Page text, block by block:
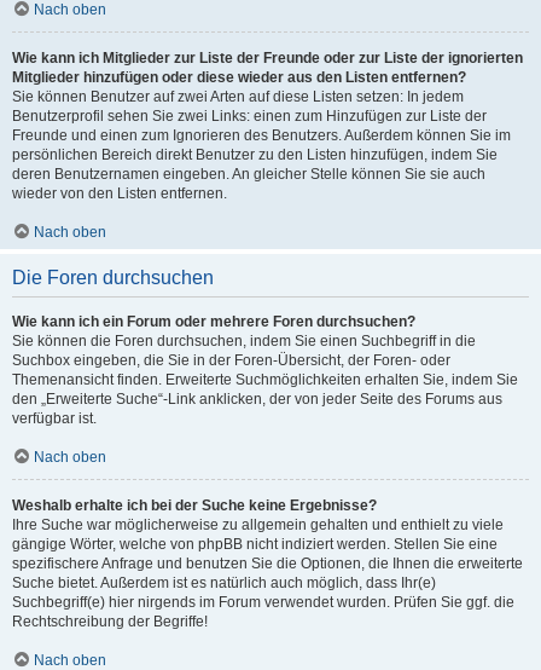
Nach oben
Wie kann ich Mitglieder zur Liste der Freunde oder zur Liste der ignorierten
Mitglieder hinzufügen oder diese wieder aus den Listen entfernen?
Sie können Benutzer auf zwei Arten auf diese Listen setzen: In jedem
Benutzerprofil sehen Sie zwei Links: einen zum Hinzufügen zur Liste der
Freunde und einen zum Ignorieren des Benutzers. Außerdem können Sie im
persönlichen Bereich direkt Benutzer zu den Listen hinzufügen, indem Sie
deren Benutzernamen eingeben. An gleicher Stelle können Sie sie auch
wieder von den Listen entfernen.
Nach oben
Die Foren durchsuchen
Wie kann ich ein Forum oder mehrere Foren durchsuchen?
Sie können die Foren durchsuchen, indem Sie einen Suchbegriff in die
Suchbox eingeben, die Sie in der Foren-Übersicht, der Foren- oder
Themenansicht finden. Erweiterte Suchmöglichkeiten erhalten Sie, indem Sie
den „Erweiterte Suche“-Link anklicken, der von jeder Seite des Forums aus
verfügbar ist.
Nach oben
Weshalb erhalte ich bei der Suche keine Ergebnisse?
Ihre Suche war möglicherweise zu allgemein gehalten und enthielt zu viele
gängige Wörter, welche von phpBB nicht indiziert werden. Stellen Sie eine
spezifischere Anfrage und benutzen Sie die Optionen, die Ihnen die erweiterte
Suche bietet. Außerdem ist es natürlich auch möglich, dass Ihr(e)
Suchbegriff(e) hier nirgends im Forum verwendet wurden. Prüfen Sie ggf. die
Rechtschreibung der Begriffe!
Nach oben